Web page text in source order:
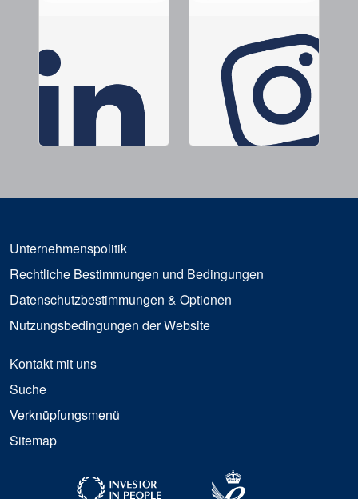
Unternehmenspolitik
Rechtliche Bestimmungen und Bedingungen
Datenschutzbestimmungen & Optionen
Nutzungsbedingungen der Website
Kontakt mit uns
Suche
Verknüpfungsmenü
Sitemap